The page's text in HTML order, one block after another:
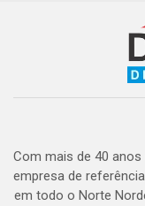
Com mais de 40
empresa de
em todo o Norte